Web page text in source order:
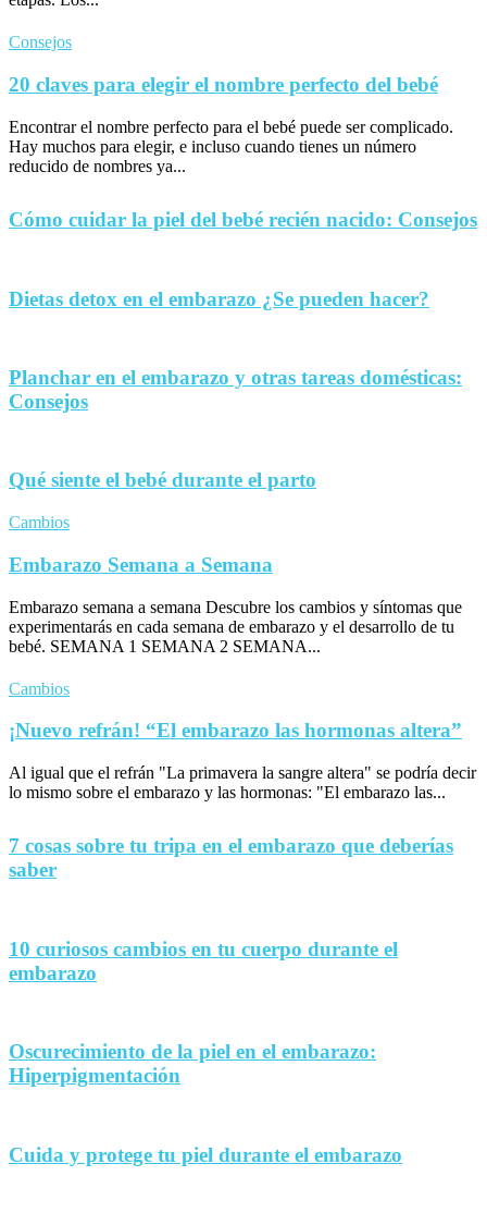
Consejos
20 claves para elegir el nombre perfecto del bebé
Encontrar el nombre perfecto para el bebé puede ser complicado.
Hay muchos para elegir, e incluso cuando tienes un número
reducido de nombres ya...
Cómo cuidar la piel del bebé recién nacido: Consejos
Dietas detox en el embarazo ¿Se pueden hacer?
Planchar en el embarazo y otras tareas domésticas:
Consejos
Qué siente el bebé durante el parto
Cambios
Embarazo Semana a Semana
Embarazo semana a semana Descubre los cambios y síntomas que
experimentarás en cada semana de embarazo y el desarrollo de tu
bebé. SEMANA 1 SEMANA 2 SEMANA...
Cambios
¡Nuevo refrán! “El embarazo las hormonas altera”
Al igual que el refrán "La primavera la sangre altera" se podría decir
lo mismo sobre el embarazo y las hormonas: "El embarazo las...
7 cosas sobre tu tripa en el embarazo que deberías
saber
10 curiosos cambios en tu cuerpo durante el
embarazo
Oscurecimiento de la piel en el embarazo:
Hiperpigmentación
Cuida y protege tu piel durante el embarazo